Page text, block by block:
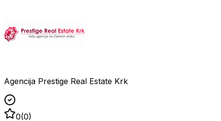
Agencija Prestige Real Estate Krk
0(0)